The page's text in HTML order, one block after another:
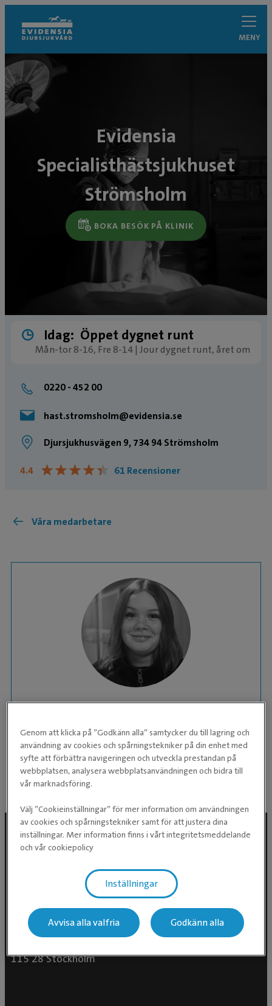
MENY
Evidensia
Specialisthästsjukhuset
Strömsholm
BOKA BESÖK PÅ KLINIK
Idag: Öppet dygnet runt
Mån-tor 8-16, Fre 8-14 | Jour dygnet runt, året om
0220 - 452 00
hast.stromsholm@evidensia.se
Djursjukhusvägen 9, 734 94 Strömsholm
4.4 ★★★★★
★★★★★ 61 Recensioner
Våra medarbetare
Djurvårdare nivå 2
KLINIK:Evidensia Specialisthästsjukhuset
Strömsholm
Evidensia Djursjukvård AB
115 28 Stockholm
Genom att klicka på ”Godkänn alla” samtycker du till lagring och
användning av cookies och spårningstekniker på din enhet med
syfte att förbättra navigeringen och utveckla prestandan på
webbplatsen, analysera webbplatsanvändningen och bidra till
vår marknadsföring.
Välj ”Cookieinställningar” för mer information om användningen
av cookies och spårningstekniker samt för att justera dina
inställningar. Mer information finns i vårt integritetsmeddelande
och vår cookiepolicy
Inställningar
Avvisa alla valfria Godkänn alla